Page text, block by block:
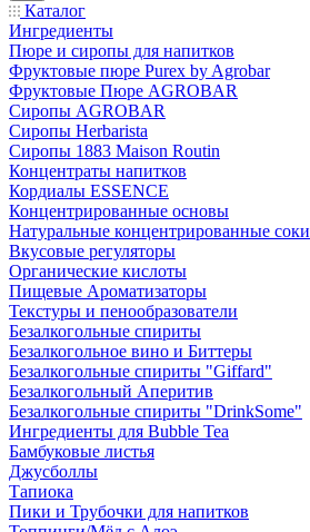
Каталог
Ингредиенты
Пюре и сиропы для напитков
Фруктовые пюре Purex by Agrobar
Фруктовые Пюре AGROBAR
Сиропы AGROBAR
Сиропы Herbarista
Сиропы 1883 Maison Routin
Концентраты напитков
Кордиалы ESSENCE
Концентрированные основы
Натуральные концентрированные соки
Вкусовые регуляторы
Органические кислоты
Пищевые Ароматизаторы
Текстуры и пенообразователи
Безалкогольные спириты
Безалкогольное вино и Биттеры
Безалкогольные спириты "Giffard"
Безалкогольный Аперитив
Безалкогольные спириты "DrinkSome"
Ингредиенты для Bubble Tea
Бамбуковые листья
Джусболлы
Тапиока
Пики и Трубочки для напитков